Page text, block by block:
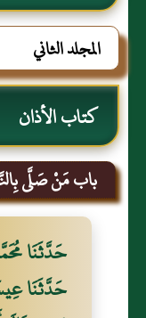
حجر العسقلاني
المجلد الثاني
كتاب الأذان
باب مَنْ صَلَّى
حَدَّثَنَا
حَدَّثَنَا